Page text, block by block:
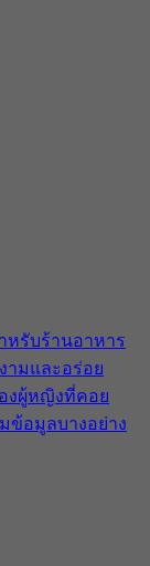
หรับร้านอาหาร
ามและอร่อย
งผู้หญิงที่คอย
ข้อมูลบางอย่าง